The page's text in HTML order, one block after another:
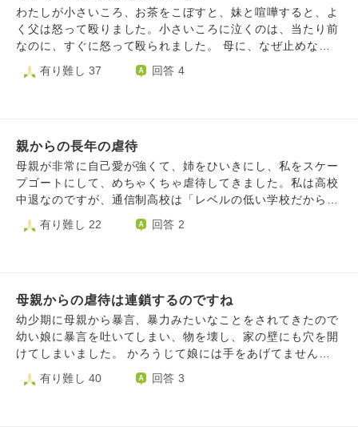
私は中学生で2年間の不登校になったり、その後も高校にも
通えず、ダメな人間になってしまいました。 唯一、18歳の
頃から在宅ワークを続けています。 今は家の家事も出来る
けません。人と関わるとトゲトゲしてしまい、相手を傷つけ
じます。 家族と仲良くなれなかった悲しさもあります。 ど
うかアドバイスをいただけないでしょうか。
でも年を重ねるにつれて、少しずつ自分を抑えられるように
なり、そのようなことは少なくなりました。 それでも、父
はいつも家族のために一生懸命働き、子どものことを大切に
に暴力をふるうことはなくなり、怒っても大声で口論するだ
ん。 1か月前、父は母と大きな喧嘩をしました。私が母をか
ばった時、父はまた私に手を上げ、ひどい言葉で私を罵りま
した。母も巻き込まれてしまいました。 私は本当に悲しく
て、とても失望しました。 この1か月、毎晩眠れず、たくさ
し、父との距離を縮めようと努力する気持ちがなくなってし
娘で親不孝なのではないかと感じます。 私は父にひどい態
度を取りたいわけではありません。 誰よりも、父が私を愛
してくれていることは分かっています。ただ、怒った時だ
け、自分を抑えられなくなるのです。 それでも、私は深く
傷ついてしまい、この痛みをどうしても癒すことができませ
ん。 私はどうしたらよいのでしょうか。 どうか、お坊様の
わたしが小さいころ、お茶をこぼすと、妹と喧嘩すると、よ
く父は怒って殴りました。小さいころに泣くのは、当たり前
なのに、すぐに怒って殴られました。 母に、なぜ止めなか
ったのかと、大人になって聞いたら、言葉では止めてたよ、
といい、いつものように父の悪口を言っていました。 ま
ります。 母といつもけんかをしています。 母は、わたしの
ことを、過干渉に接します。ひどい言葉もたくさん言いま
す。 わたしは、嫌になって、実家を出ました。 だけど、わ
たしの心の中の小さなわたしが、よく思い出して泣いていま
二度と手に入らないことが、悲しいです。 わたしに残った
期を諦められますか。 そして、わたしなら、自分のこども
が殴られていたら、身を挺して守るのに、母は、やはり自分
の保身の方が大事だったのでしょうか。 実家とは、縁をき
ろうと思います。
有り難し 37 回答 4
親からの長年の虐待
母親が非常に自己愛が強くて、姉をひいきにし、私をスケー
プゴートにして、めちゃくちゃ虐待してきました。私は高校
中退なのですが、通信制高校は「レベルの低い学校だから、
いってらいけない」とか、公立大医学部に行かないといけな
いと言われて、４浪し、看護学科に行ったら、かなりしんど
有名大学進学以外許さないと言う母親の言いなりになりまし
た。母親は実家に私を軟禁状態に置きました。外に出るとき
は、必ず母親がついてきました。母親は時々、窓を開けて、
私の悪口を叫び、私のことを警察官が疑っていると言って、
つかれて、29歳で私立大学に行きました。働かせてくれない
有り難し 22 回答 2
母親からの虐待は連鎖するのですね
幼少期に母親から暴言、暴力みたいなことをされてきたので
幼い娘に暴言を吐いてしまい、物を壊し、家の壁にも穴を開
けてしまいました。 かろうじて娘には手をあげてませんが
自分の体がアザだらけになってしまいました。これでは自分
の母親と同じになってしまいそうで怖いです。自分までで食
有り難し 40 回答 3